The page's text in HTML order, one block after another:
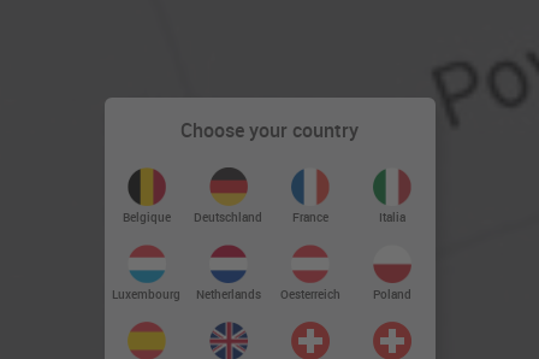
Choose your country
Belgique Deutschland France Italia
Luxembourg Netherlands Oesterreich Poland